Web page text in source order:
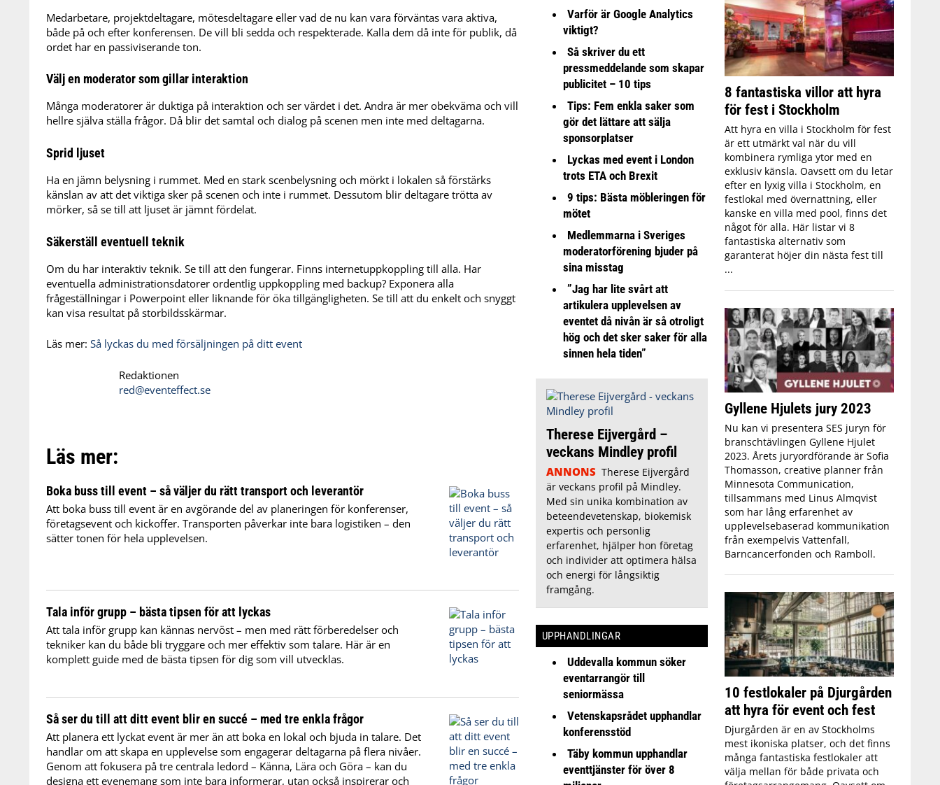
Medarbetare, projektdeltagare, mötesdeltagare eller vad de nu kan vara förväntas vara aktiva,
både på och efter konferensen. De vill bli sedda och respekterade. Kalla dem då inte för publik, då
ordet har en passiviserande ton.
Välj en moderator som gillar interaktion
Många moderatorer är duktiga på interaktion och ser värdet i det. Andra är mer obekväma och vill
hellre själva ställa frågor. Då blir det samtal och dialog på scenen men inte med deltagarna.
Sprid ljuset
Ha en jämn belysning i rummet. Med en stark scenbelysning och mörkt i lokalen så förstärks
känslan av att det viktiga sker på scenen och inte i rummet. Dessutom blir deltagare trötta av
mörker, så se till att ljuset är jämnt fördelat.
Säkerställ eventuell teknik
Om du har interaktiv teknik. Se till att den fungerar. Finns internetuppkoppling till alla. Har
eventuella administrationsdatorer ordentlig uppkoppling med backup? Exponera alla
frågeställningar i Powerpoint eller liknande för öka tillgängligheten. Se till att du enkelt och snyggt
kan visa resultat på storbildsskärmar.
Läs mer: Så lyckas du med försäljningen på ditt event
Redaktionen
red@eventeffect.se
Läs mer:
Boka buss till event – så väljer du rätt transport och leverantör
Att boka buss till event är en avgörande del av planeringen för konferenser,
företagsevent och kickoffer. Transporten påverkar inte bara logistiken – den
sätter tonen för hela upplevelsen.
Tala inför grupp – bästa tipsen för att lyckas
Att tala inför grupp kan kännas nervöst – men med rätt förberedelser och
tekniker kan du både bli tryggare och mer effektiv som talare. Här är en
komplett guide med de bästa tipsen för dig som vill utvecklas.
Så ser du till att ditt event blir en succé – med tre enkla frågor
Att planera ett lyckat event är mer än att boka en lokal och bjuda in talare. Det
handlar om att skapa en upplevelse som engagerar deltagarna på flera nivåer.
Genom att fokusera på tre centrala ledord – Känna, Lära och Göra – kan du
designa ett evenemang som inte bara informerar, utan också inspirerar och
Varför är Google Analytics
viktigt?
Så skriver du ett
pressmeddelande som skapar
publicitet – 10 tips
Tips: Fem enkla saker som
gör det lättare att sälja
sponsorplatser
Lyckas med event i London
trots ETA och Brexit
9 tips: Bästa möbleringen för
mötet
Medlemmarna i Sveriges
moderatorförening bjuder på
sina misstag
”Jag har lite svårt att
artikulera upplevelsen av
eventet då nivån är så otroligt
hög och det sker saker för alla
sinnen hela tiden”
Therese Eijvergård –
veckans Mindley profil
ANNONS Therese Eijvergård
är veckans profil på Mindley.
Med sin unika kombination av
beteendevetenskap, biokemisk
expertis och personlig
erfarenhet, hjälper hon företag
och individer att optimera hälsa
och energi för långsiktig
framgång.
UPPHANDLINGAR
Uddevalla kommun söker
eventarrangör till
seniormässa
Vetenskapsrådet upphandlar
konferensstöd
Täby kommun upphandlar
eventtjänster för över 8
8 fantastiska villor att hyra
för fest i Stockholm
Att hyra en villa i Stockholm för fest
är ett utmärkt val när du vill
kombinera rymliga ytor med en
exklusiv känsla. Oavsett om du letar
efter en lyxig villa i Stockholm, en
festlokal med övernattning, eller
kanske en villa med pool, finns det
något för alla. Här listar vi 8
fantastiska alternativ som
garanterat höjer din nästa fest till
...
Gyllene Hjulets jury 2023
Nu kan vi presentera SES juryn för
branschtävlingen Gyllene Hjulet
2023. Årets juryordförande är Sofia
Thomasson, creative planner från
Minnesota Communication,
tillsammans med Linus Almqvist
som har lång erfarenhet av
upplevelsebaserad kommunikation
från exempelvis Vattenfall,
Barncancerfonden och Ramboll.
10 festlokaler på Djurgården
att hyra för event och fest
Djurgården är en av Stockholms
mest ikoniska platser, och det finns
många fantastiska festlokaler att
välja mellan för både privata och